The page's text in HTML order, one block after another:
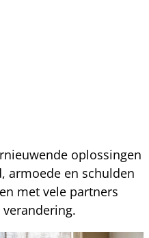
oplossingen
armoede en schulden
met vele partners